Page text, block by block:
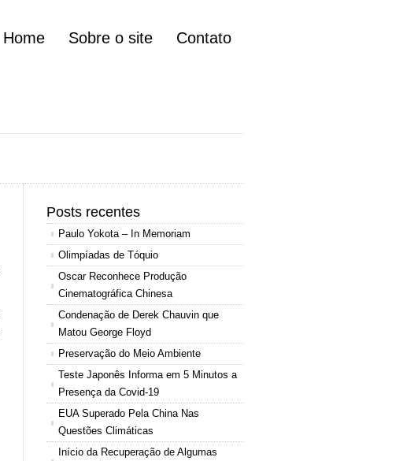
Home Sobre o site Contato
Posts recentes
Paulo Yokota – In Memoriam
Olimpíadas de Tóquio
Oscar Reconhece Produção
Cinematográfica Chinesa
Condenação de Derek Chauvin que
Matou George Floyd
Preservação do Meio Ambiente
Teste Japonês Informa em 5 Minutos a
Presença da Covid-19
EUA Superado Pela China Nas
Questões Climáticas
Início da Recuperação de Algumas